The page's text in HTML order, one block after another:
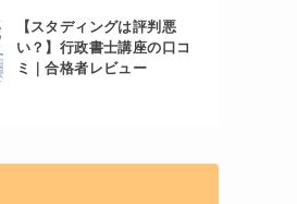
【スタディングは評判悪
い？】行政書士講座の口コ
ミ｜合格者レビュー